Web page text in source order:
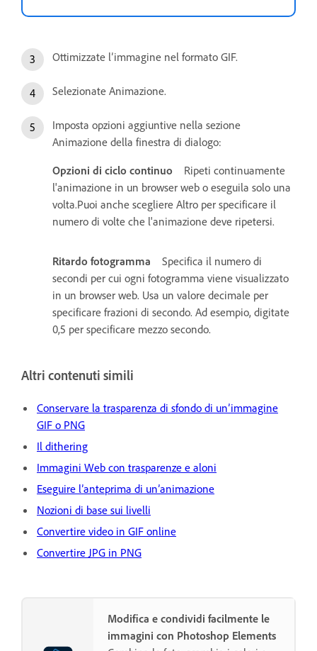
Ottimizzate l’immagine nel formato GIF.
Selezionate Animazione.
Imposta opzioni aggiuntive nella sezione
Animazione della finestra di dialogo:
Opzioni di ciclo continuo
Ripeti continuamente
l'animazione in un browser web o eseguila solo una
volta.Puoi anche scegliere Altro per specificare il
numero di volte che l'animazione deve ripetersi.
Ritardo fotogramma
Specifica il numero di
secondi per cui ogni fotogramma viene visualizzato
in un browser web. Usa un valore decimale per
specificare frazioni di secondo. Ad esempio, digitate
0,5 per specificare mezzo secondo.
Altri contenuti simili
Conservare la trasparenza di sfondo di un’immagine
GIF o PNG
Il dithering
Immagini Web con trasparenze e aloni
Eseguire l’anteprima di un’animazione
Nozioni di base sui livelli
Convertire video in GIF online
Convertire JPG in PNG
Modifica e condividi facilmente le
immagini con Photoshop Elements